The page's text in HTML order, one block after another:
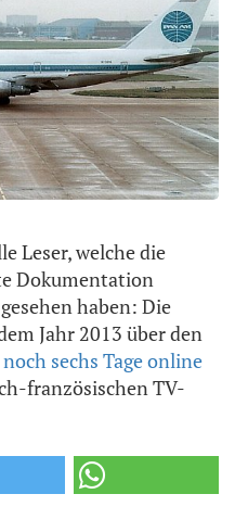
Leser, welche die
Dokumentation
haben: Die
Jahr 2013 über den
sechs Tage online
französischen TV-